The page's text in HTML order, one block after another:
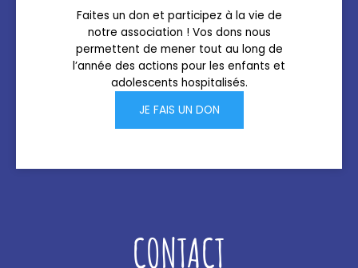
Faites un don et participez à la vie de
notre association ! Vos dons nous
permettent de mener tout au long de
l’année des actions pour les enfants et
adolescents hospitalisés.
JE FAIS UN DON
CONTACT